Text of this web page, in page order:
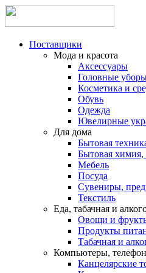
Поставщики
Мода и красота
Аксессуары
Головные
Косметика и
Обувь
Одежда
Ювелирные
Для дома
Бытовая
Бытовая химия,
Мебель
Посуда
Сувениры,
Текстиль
Еда, табачная и
Овощи и
Продукты
Табачная и
Компьютеры,
Канцелярские